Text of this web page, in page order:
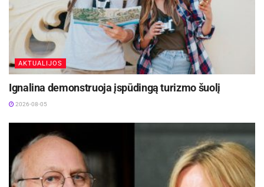
vaikams. Taip šventė dar kartą patvirtino savo
vietą tarp svarbiausių regiono kultūros renginių.
AKTUALIJOS
Ignalina demonstruoja įspūdingą turizmo šuolį
2026-08-05